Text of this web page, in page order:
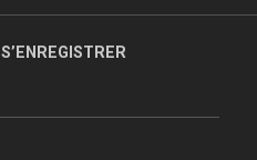
S’ENREGISTRER